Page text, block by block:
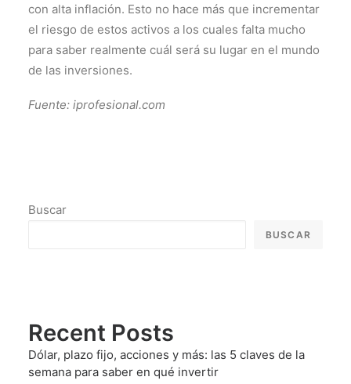
con alta inflación. Esto no hace más que incrementar
el riesgo de estos activos a los cuales falta mucho
para saber realmente cuál será su lugar en el mundo
de las inversiones.
Fuente: iprofesional.com
Buscar
BUSCAR
Recent Posts
Dólar, plazo fijo, acciones y más: las 5 claves de la
semana para saber en qué invertir